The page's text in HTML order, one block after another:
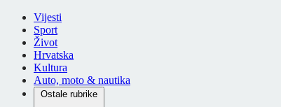
Vijesti
Sport
Život
Hrvatska
Kultura
Auto, moto & nautika
Ostale rubrike